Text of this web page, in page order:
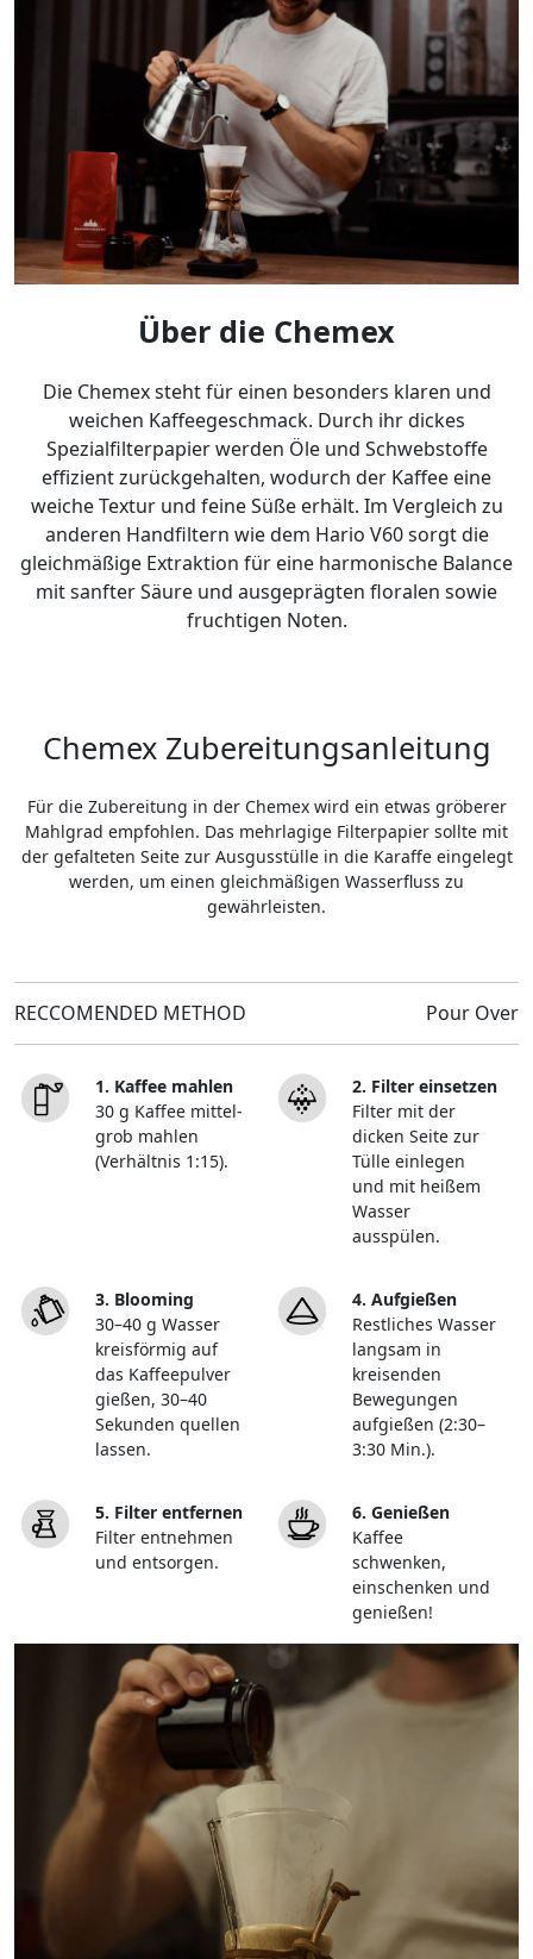
Über die Chemex
Die Chemex steht für einen besonders klaren und
weichen Kaffeegeschmack. Durch ihr dickes
Spezialfilterpapier werden Öle und Schwebstoffe
effizient zurückgehalten, wodurch der Kaffee eine
weiche Textur und feine Süße erhält. Im Vergleich zu
anderen Handfiltern wie dem Hario V60 sorgt die
gleichmäßige Extraktion für eine harmonische Balance
mit sanfter Säure und ausgeprägten floralen sowie
fruchtigen Noten.
Chemex Zubereitungsanleitung
Für die Zubereitung in der Chemex wird ein etwas gröberer
Mahlgrad empfohlen. Das mehrlagige Filterpapier sollte mit
der gefalteten Seite zur Ausgusstülle in die Karaffe eingelegt
werden, um einen gleichmäßigen Wasserfluss zu
gewährleisten.
RECCOMENDED METHOD Pour Over
1. Kaffee mahlen
30 g Kaffee mittel-
grob mahlen
(Verhältnis 1:15).
2. Filter einsetzen
Filter mit der
dicken Seite zur
Tülle einlegen
und mit heißem
Wasser
ausspülen.
3. Blooming
30–40 g Wasser
kreisförmig auf
das Kaffeepulver
gießen, 30–40
Sekunden quellen
lassen.
4. Aufgießen
Restliches Wasser
langsam in
kreisenden
Bewegungen
aufgießen (2:30–
3:30 Min.).
5. Filter entfernen
Filter entnehmen
und entsorgen.
6. Genießen
Kaffee
schwenken,
einschenken und
genießen!